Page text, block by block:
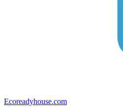
Ecoreadyhouse.com